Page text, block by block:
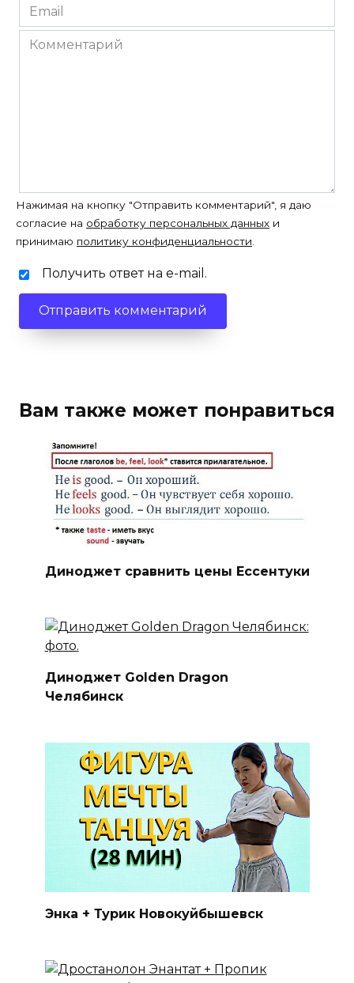
Email
*
Комментарий
Нажимая на кнопку "Отправить комментарий", я даю
согласие на обработку персональных данных и
принимаю политику конфиденциальности
Получить ответ на e-mail.
Вам также может понравиться
Диноджет сравнить цены Ессентуки
Диноджет Golden Dragon
Челябинск
Энка + Турик Новокуйбышевск